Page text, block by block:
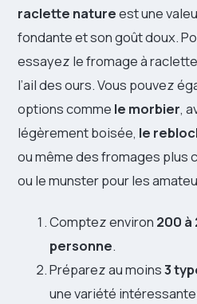
raclette natureest une
fondante et son goût doux.
essayez le fromage à
l’ail des ours. Vous pouvez
options comme le morbier,
légèrement boisée, le
ou même des fromages plus
ou le munster pour les
Comptez environ 200 à
personne.
Préparez au moins3
une variété